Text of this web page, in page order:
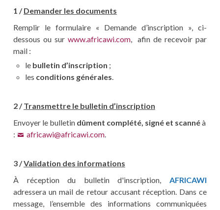
1 /Demander les documents
Remplir le formulaire « Demande d’inscription », ci-
dessous ou sur www.africawi.com, afin de recevoir par
mail :
le bulletin d’inscription ;
les conditions générales.
2 /Transmettre le bulletin d’inscription
Envoyer le bulletin dûment complété, signé et scannéà
:
africawi@africawi.com.
3 /Validation des informations
À réception du bulletin d'inscription,AFRICAWI
adressera un mail de retour accusant réception. Dans ce
message, l’ensemble des informations communiquées